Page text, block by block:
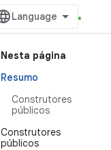
Nesta página
Resumo
Construtores
públicos
Construtores
públicos